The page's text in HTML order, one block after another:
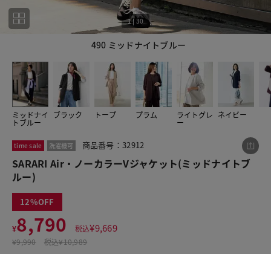
490 ミッドナイトブルー
1|30
ミッドナイ
トブルー
ブラック トープ プラム ライトグレ
ー
ネイビー
30
time sale 洗濯機可 商品番号：32912
SARARI Air・ノーカラーVジャケット(ミッドナイトブ
ルー)
12
¥8,790 税込¥9,669
¥9,990 税込¥10,989
この商品をシェアする
SARARI Air・ノーカラーVジャケット